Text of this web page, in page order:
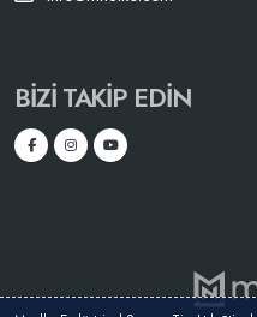
BIZI TAKIP EDIN